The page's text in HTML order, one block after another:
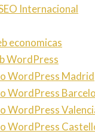
Internacional
economicas
WordPress
WordPress Madrid
WordPress
WordPress
WordPress